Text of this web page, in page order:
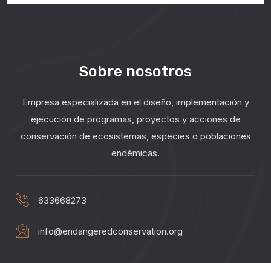
Sobre nosotros
Empresa especializada en el diseño, implementación y
ejecución de programas, proyectos y acciones de
conservación de ecosistemas, especies o poblaciones
endémicas.
633668273
info@endangeredconservation.org